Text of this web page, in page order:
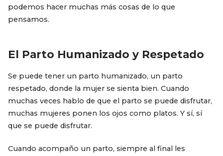
podemos hacer muchas más cosas de lo que
pensamos.
El Parto Humanizado y Respetado
Se puede tener un parto humanizado, un parto
respetado, donde la mujer se sienta bien. Cuando
muchas veces hablo de que el parto se puede disfrutar,
muchas mujeres ponen los ojos como platos. Y sí, sí
que se puede disfrutar.
Cuando acompaño un parto, siempre al final les